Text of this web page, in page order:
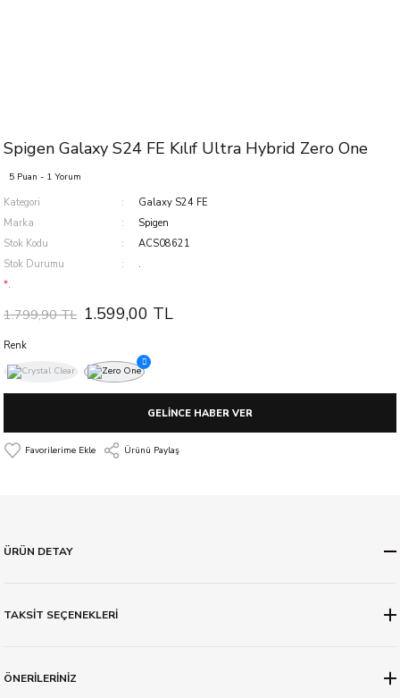
Spigen Galaxy S24 FE Kılıf Ultra Hybrid Zero One
5 Puan - 1 Yorum
Kategori
Galaxy S24 FE
Marka
Spigen
Stok Kodu
ACS08621
Stok Durumu
.
*.
1.799,90 TL 1.599,00 TL
Renk
GELİNCE HABER VER
Ürünü Paylaş
ÜRÜN DETAY
TAKSİT SEÇENEKLERİ
ÖNERİLERİNİZ